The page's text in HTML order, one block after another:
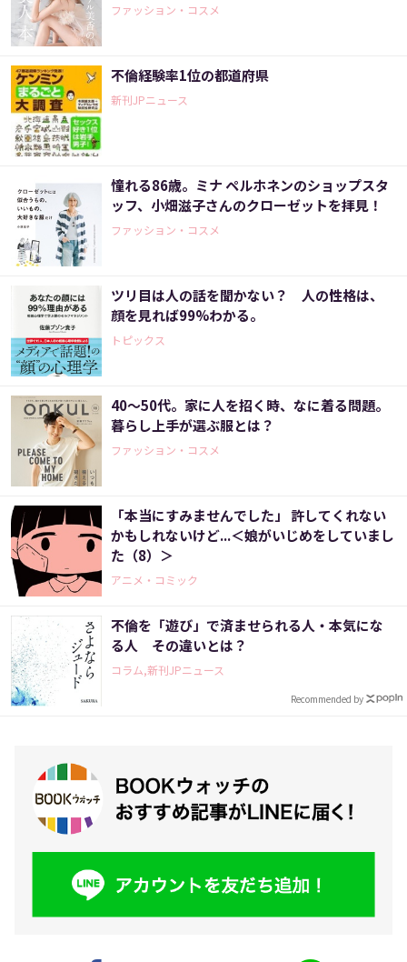
ファッション・コスメ
不倫経験率1位の都道府県
新刊JPニュース
憧れる86歳。ミナ ペルホネンのショップスタ
ッフ、小畑滋子さんのクローゼットを拝見！
ファッション・コスメ
ツリ目は人の話を聞かない？ 人の性格は、
顔を見れば99%わかる。
トピックス
40～50代。家に人を招く時、なに着る問題。
暮らし上手が選ぶ服とは？
ファッション・コスメ
「本当にすみませんでした」 許してくれない
かもしれないけど...＜娘がいじめをしていまし
た（8）＞
アニメ・コミック
不倫を「遊び」で済ませられる人・本気にな
る人 その違いとは？
コラム,新刊JPニュース
Recommended by